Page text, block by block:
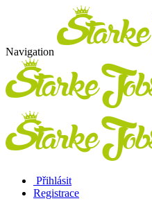
Navigation
Přihlásit
Registrace